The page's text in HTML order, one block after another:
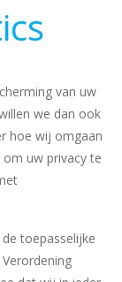
van uw
we dan ook
hoe wij omgaan
uw privacy te
toepasselijke